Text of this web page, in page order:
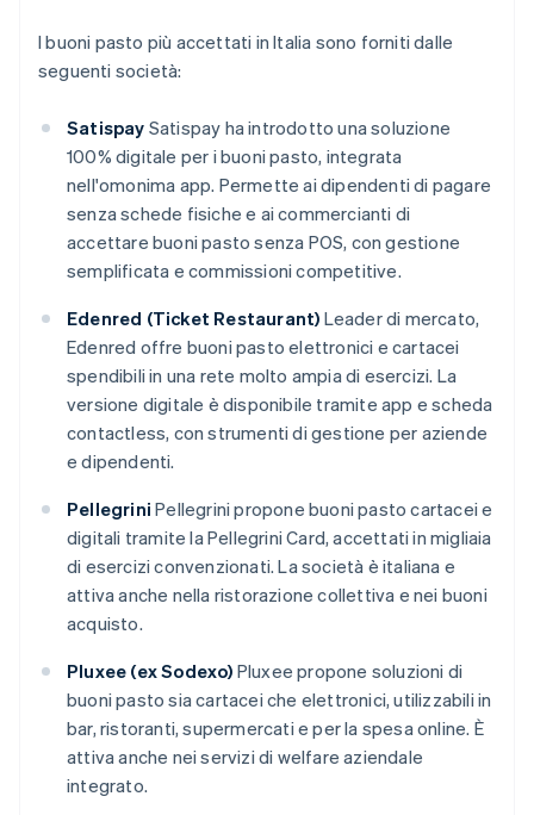
I buoni pasto più accettati in Italia sono forniti dalle
seguenti società:
Satispay Satispay ha introdotto una soluzione
100% digitale per i buoni pasto, integrata
nell'omonima app. Permette ai dipendenti di pagare
senza schede fisiche e ai commercianti di
accettare buoni pasto senza POS, con gestione
semplificata e commissioni competitive.
Edenred (Ticket Restaurant) Leader di mercato,
Edenred offre buoni pasto elettronici e cartacei
spendibili in una rete molto ampia di esercizi. La
versione digitale è disponibile tramite app e scheda
contactless, con strumenti di gestione per aziende
e dipendenti.
Pellegrini Pellegrini propone buoni pasto cartacei e
digitali tramite la Pellegrini Card, accettati in migliaia
di esercizi convenzionati. La società è italiana e
attiva anche nella ristorazione collettiva e nei buoni
acquisto.
Pluxee (ex Sodexo) Pluxee propone soluzioni di
buoni pasto sia cartacei che elettronici, utilizzabili in
bar, ristoranti, supermercati e per la spesa online. È
attiva anche nei servizi di welfare aziendale
integrato.